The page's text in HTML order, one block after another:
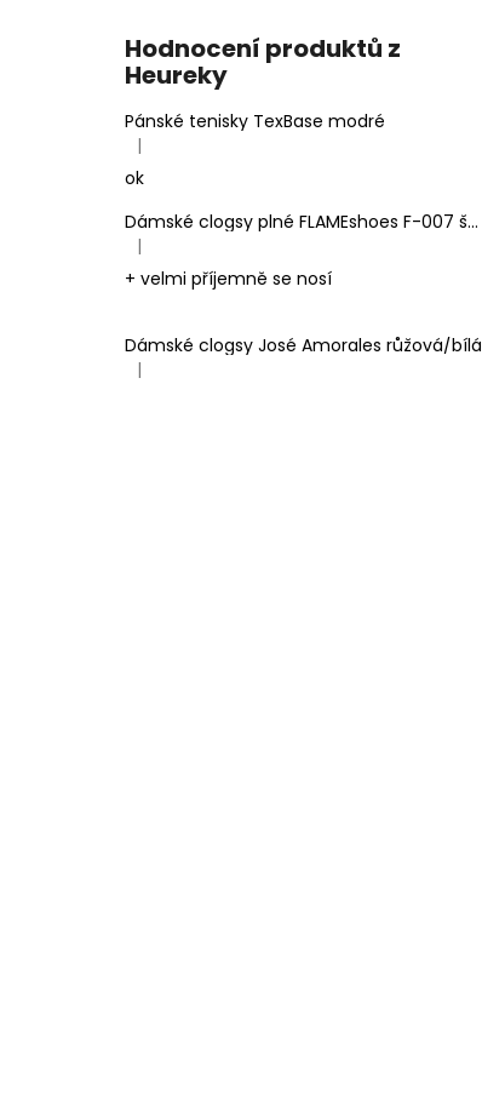
Hodnocení produktů z
Heureky
Pánské tenisky TexBase modré
Hodnocení produktu je 5 z 5 hvězdiček.
|
ok
Dámské clogsy plné FLAMEshoes F-007 šedé
Hodnocení produktu je 5 z 5 hvězdiček.
|
+ velmi příjemně se nosí
Dámské clogsy José Amorales růžová/bílá
Hodnocení produktu je 4 z 5 hvězdiček.
|